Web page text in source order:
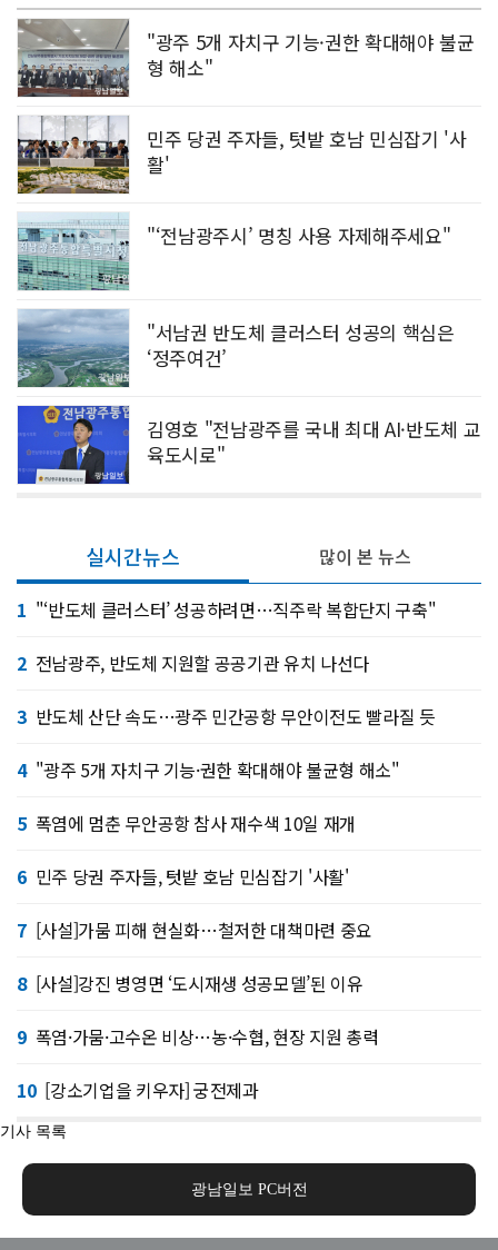
"광주 5개 자치구 기능·권한 확대해야 불균
형 해소"
민주 당권 주자들, 텃밭 호남 민심잡기 '사
활'
"‘전남광주시’ 명칭 사용 자제해주세요"
"서남권 반도체 클러스터 성공의 핵심은
‘정주여건’
김영호 "전남광주를 국내 최대 AI·반도체 교
육도시로"
실시간뉴스
1 "‘반도체 클러스터’ 성공하려면…직주락 복합단지 구축"
2 전남광주, 반도체 지원할 공공기관 유치 나선다
3 반도체 산단 속도…광주 민간공항 무안이전도 빨라질 듯
4 "광주 5개 자치구 기능·권한 확대해야 불균형 해소"
5 폭염에 멈춘 무안공항 참사 재수색 10일 재개
6 민주 당권 주자들, 텃밭 호남 민심잡기 '사활'
7 [사설]가뭄 피해 현실화…철저한 대책마련 중요
8 [사설]강진 병영면 ‘도시재생 성공모델’된 이유
9 폭염·가뭄·고수온 비상…농·수협, 현장 지원 총력
10 [강소기업을 키우자] 궁전제과
많이 본 뉴스
기사 목록
광남일보 PC버전